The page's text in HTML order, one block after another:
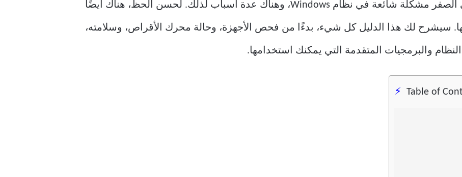
يُعد انخفاض سرعة نقل الملفات إلى الصفر مشكلة شائعة في نظام Windows، وهناك عدة أسباب لذلك. لحسن الحظ، هناك أيضًا
سيشرح لك هذا الدليل كل شيء، بدءًا من فحص الأجهزة، وحالة محرك الأقراص، وسلامته،
والبرمجيات المتقدمة التي يمكنك استخدامها.
Table of